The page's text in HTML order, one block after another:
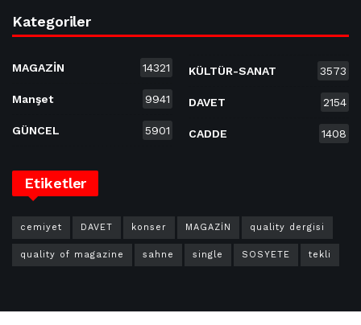
Kategoriler
MAGAZİN 14321
Manşet 9941
GÜNCEL 5901
KÜLTÜR-SANAT 3573
DAVET 2154
CADDE 1408
Etiketler
cemiyet DAVET konser MAGAZİN quality dergisi
quality of magazine sahne single SOSYETE tekli